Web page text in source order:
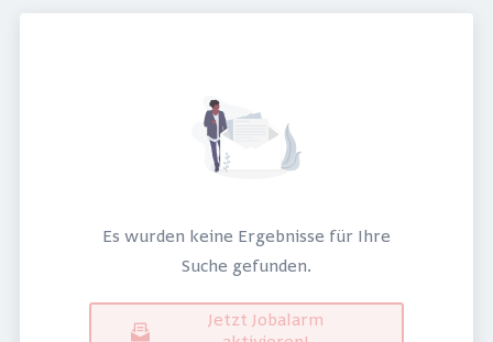
Es wurden keine Ergebnisse für Ihre
Suche gefunden.
Jetzt Jobalarm